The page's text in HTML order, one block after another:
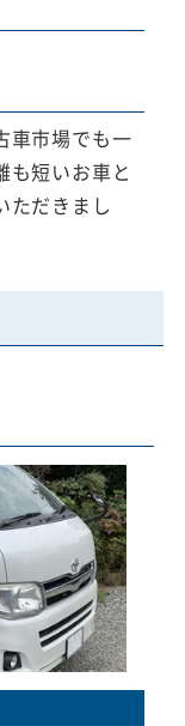
車市場でも一
も短いお車と
ただきまし